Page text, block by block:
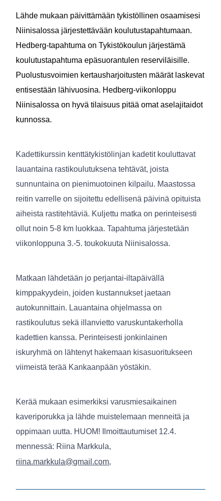
Lähde mukaan päivittämään tykistöllinen osaamisesi
Niinisalossa järjestettävään koulutustapahtumaan.
Hedberg-tapahtuma on Tykistökoulun järjestämä
koulutustapahtuma epäsuorantulen reserviläisille.
Puolustusvoimien kertausharjoitusten määrät laskevat
entisestään lähivuosina. Hedberg-viikonloppu
Niinisalossa on hyvä tilaisuus pitää omat aselajitaidot
kunnossa.
Kadettikurssin kenttätykistölinjan kadetit kouluttavat
lauantaina rastikoulutuksena tehtävät, joista
sunnuntaina on pienimuotoinen kilpailu. Maastossa
reitin varrelle on sijoitettu edellisenä päivinä opituista
aiheista rastitehtäviä. Kuljettu matka on perinteisesti
ollut noin 5-8 km luokkaa. Tapahtuma järjestetään
viikonloppuna 3.-5. toukokuuta Niinisalossa.
Matkaan lähdetään jo perjantai-iltapäivällä
kimppakyydein, joiden kustannukset jaetaan
autokunnittain. Lauantaina ohjelmassa on
rastikoulutus sekä illanvietto varuskuntakerholla
kadettien kanssa. Perinteisesti jonkinlainen
iskuryhmä on lähtenyt hakemaan kisasuoritukseen
viimeistä terää Kankaanpään yöstäkin.
Kerää mukaan esimerkiksi varusmiesaikainen
kaveriporukka ja lähde muistelemaan menneitä ja
oppimaan uutta. HUOM! Ilmoittautumiset 12.4.
mennessä: Riina Markkula,
riina.markkula@gmail.com,